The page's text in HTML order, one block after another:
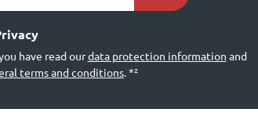
have read ourdata protection information and
terms and conditions.*²